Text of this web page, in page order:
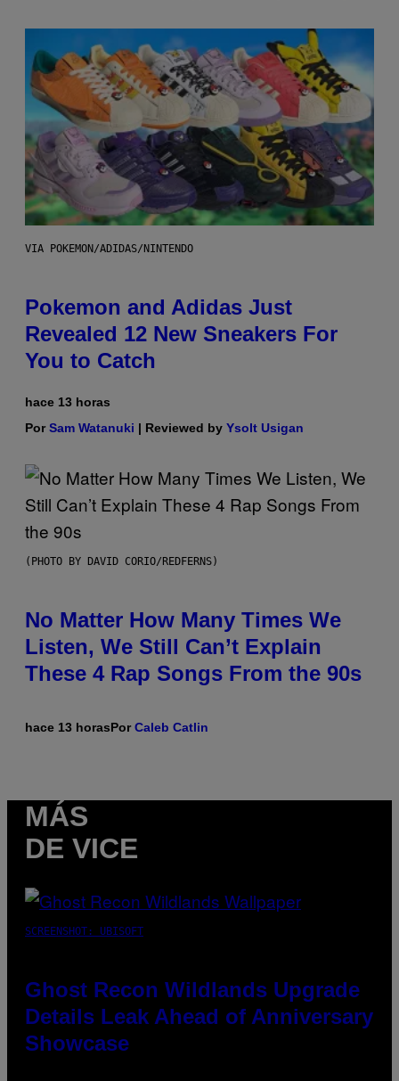
VIA POKEMON/ADIDAS/NINTENDO
Pokemon and Adidas Just
Revealed 12 New Sneakers For
You to Catch
hace 13 horas
PorSam Watanuki | Reviewed by Ysolt Usigan
(PHOTO BY DAVID CORIO/REDFERNS)
No Matter How Many Times We
Listen, We Still Can’t Explain
These 4 Rap Songs From the 90s
hace 13 horasPorCaleb Catlin
MÁS
DE VICE
SCREENSHOT: UBISOFT
Ghost Recon Wildlands Upgrade
Details Leak Ahead of Anniversary
Showcase